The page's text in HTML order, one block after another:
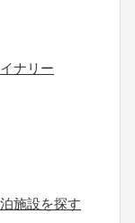
ナリー
施設を探す